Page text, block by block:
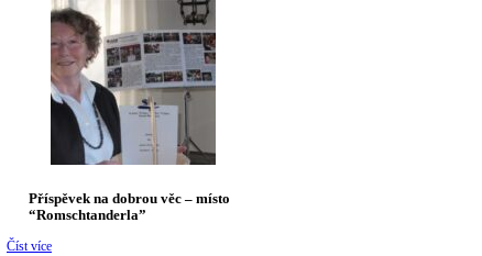
Příspěvek na dobrou věc – místo
“Romschtanderla”
Číst více